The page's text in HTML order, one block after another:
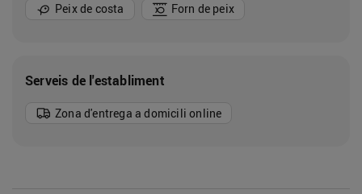
Peix de costa Forn de peix
Serveis de l'establiment
Zona d'entrega a domicili online